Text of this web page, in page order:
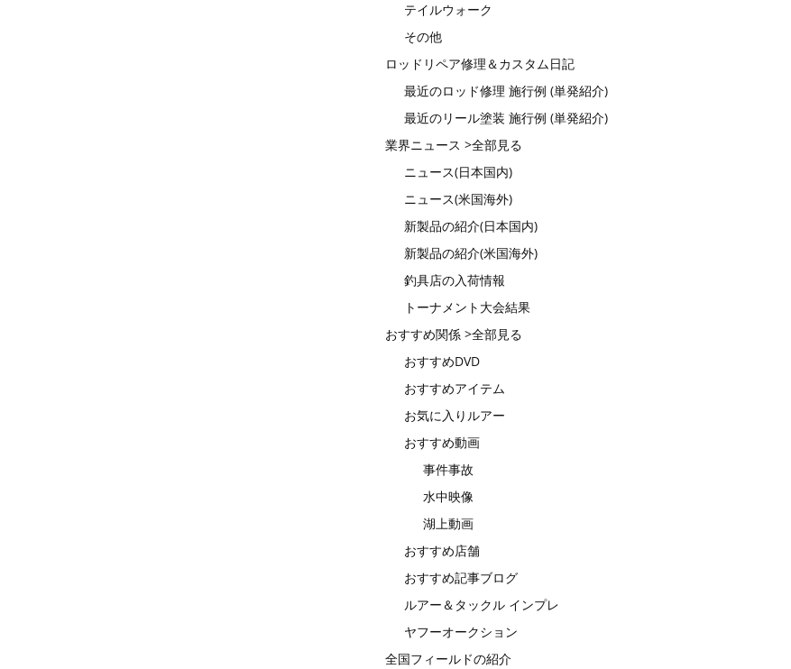
テイルウォーク
その他
ロッドリペア修理＆カスタム日記
最近のロッド修理 施行例 (単発紹介)
最近のリール塗装 施行例 (単発紹介)
業界ニュース >全部見る
ニュース(日本国内)
ニュース(米国海外)
新製品の紹介(日本国内)
新製品の紹介(米国海外)
釣具店の入荷情報
トーナメント大会結果
おすすめ関係 >全部見る
おすすめDVD
おすすめアイテム
お気に入りルアー
おすすめ動画
事件事故
水中映像
湖上動画
おすすめ店舗
おすすめ記事ブログ
ルアー＆タックル インプレ
ヤフーオークション
全国フィールドの紹介